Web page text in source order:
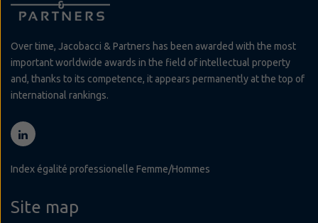
Over time, Jacobacci & Partners has been awarded with the most
important worldwide awards in the field of intellectual property
and, thanks to its competence, it appears permanently at the top of
international rankings.
Index égalité professionelle Femme/Hommes
Site map